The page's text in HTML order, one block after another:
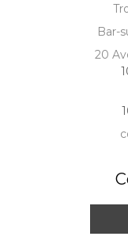
Bar-
20